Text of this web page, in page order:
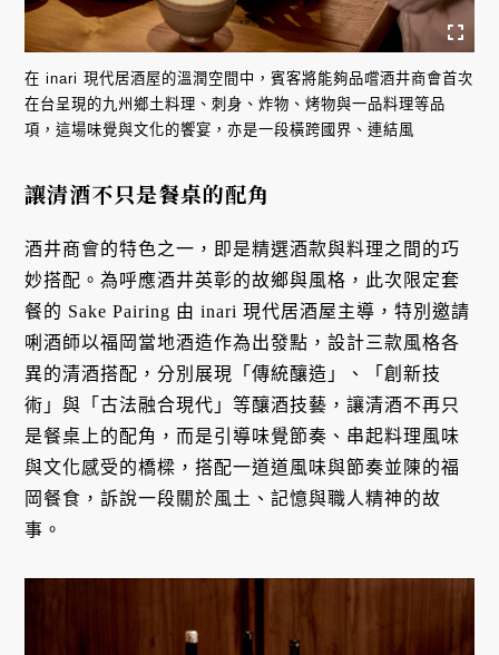
在 inari 現代居酒屋的溫潤空間中，賓客將能夠品嚐酒井商會首次
在台呈現的九州鄉土料理、刺身、炸物、烤物與一品料理等品
項，這場味覺與文化的饗宴，亦是一段橫跨國界、連結風
讓清酒不只是餐桌的配角
酒井商會的特色之一，即是精選酒款與料理之間的巧
妙搭配。為呼應酒井英彰的故鄉與風格，此次限定套
餐的 Sake Pairing 由 inari 現代居酒屋主導，特別邀請
唎酒師以福岡當地酒造作為出發點，設計三款風格各
異的清酒搭配，分別展現「傳統釀造」、「創新技
術」與「古法融合現代」等釀酒技藝，讓清酒不再只
是餐桌上的配角，而是引導味覺節奏、串起料理風味
與文化感受的橋樑，搭配一道道風味與節奏並陳的福
岡餐食，訴說一段關於風土、記憶與職人精神的故
事。